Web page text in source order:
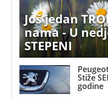
Još jedan
nama - U
STEPENI
Stiže
godine